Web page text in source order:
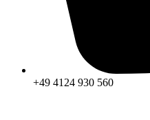
+49 4124 930 560